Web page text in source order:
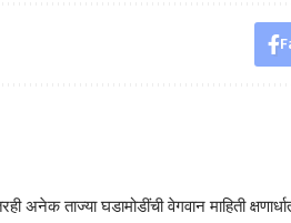
ताज्या घडामोडींची वेगवान माहिती